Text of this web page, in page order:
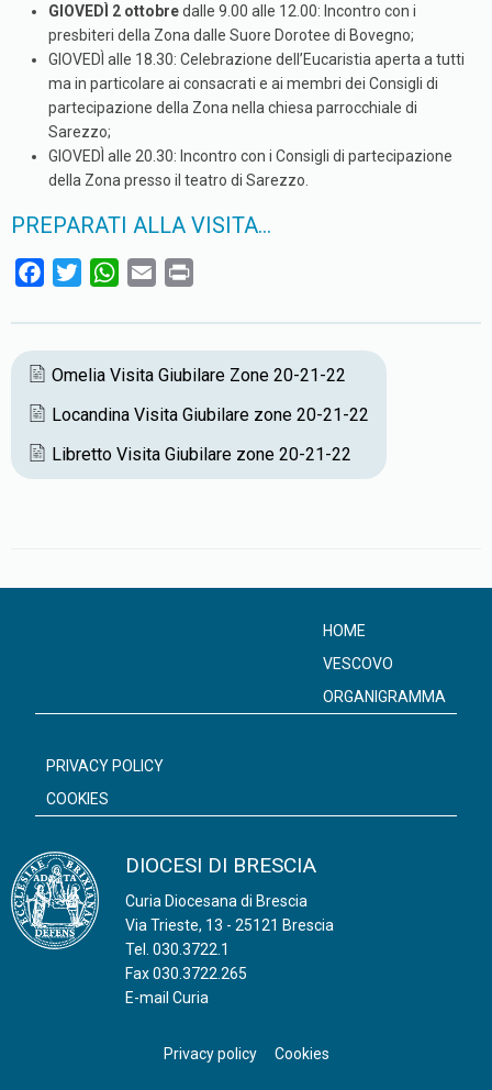
GIOVEDÌ 2 ottobredalle 9.00 alle 12.00: Incontro con i
presbiteri della Zona dalle Suore Dorotee di Bovegno;
GIOVEDÌ alle 18.30: Celebrazione dell’Eucaristia aperta a tutti
ma in particolare ai consacrati e ai membri dei Consigli di
partecipazione della Zona nella chiesa parrocchiale di
Sarezzo;
GIOVEDÌ alle 20.30: Incontro con i Consigli di partecipazione
della Zona presso il teatro di Sarezzo.
PREPARATI ALLA VISITA…
c
e
b
o
o
i
t
t
e
W
a
t
s
A
p
a
i
l
i
n
t
Omelia Visita Giubilare Zone 20-21-22
Locandina Visita Giubilare zone 20-21-22
Libretto Visita Giubilare zone 20-21-22
DIOCESI DI BRESCIA
Curia Diocesana di Brescia
Via Trieste, 13 - 25121 Brescia
Tel. 030.3722.1
Fax 030.3722.265
E-mail Curia
HOME
VESCOVO
ORGANIGRAMMA
PRIVACY POLICY
COOKIES
Privacy policy Cookies